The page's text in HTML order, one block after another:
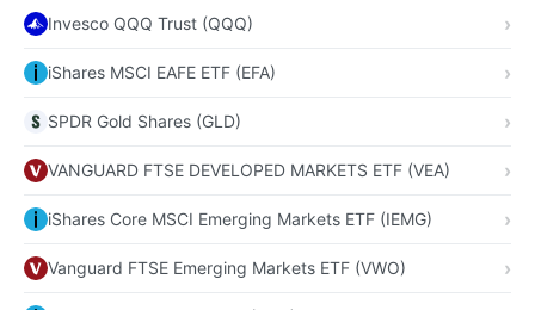
Invesco QQQ Trust (QQQ)
iShares MSCI EAFE ETF (EFA)
SPDR Gold Shares (GLD)
VANGUARD FTSE DEVELOPED MARKETS ETF (VEA)
iShares Core MSCI Emerging Markets ETF (IEMG)
Vanguard FTSE Emerging Markets ETF (VWO)